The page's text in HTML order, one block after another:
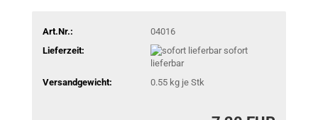
Art.Nr.:
04016
Lieferzeit:
sofort
lieferbar
Versandgewicht:
0.55kg je Stk